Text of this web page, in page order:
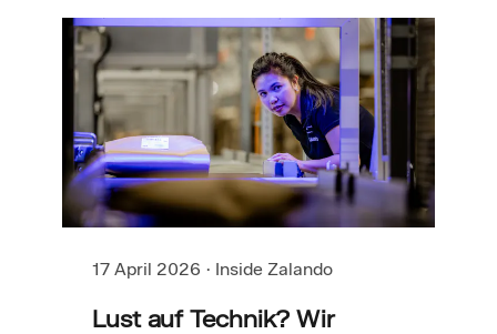
17 April 2026 · Inside Zalando
Lust auf Technik? Wir